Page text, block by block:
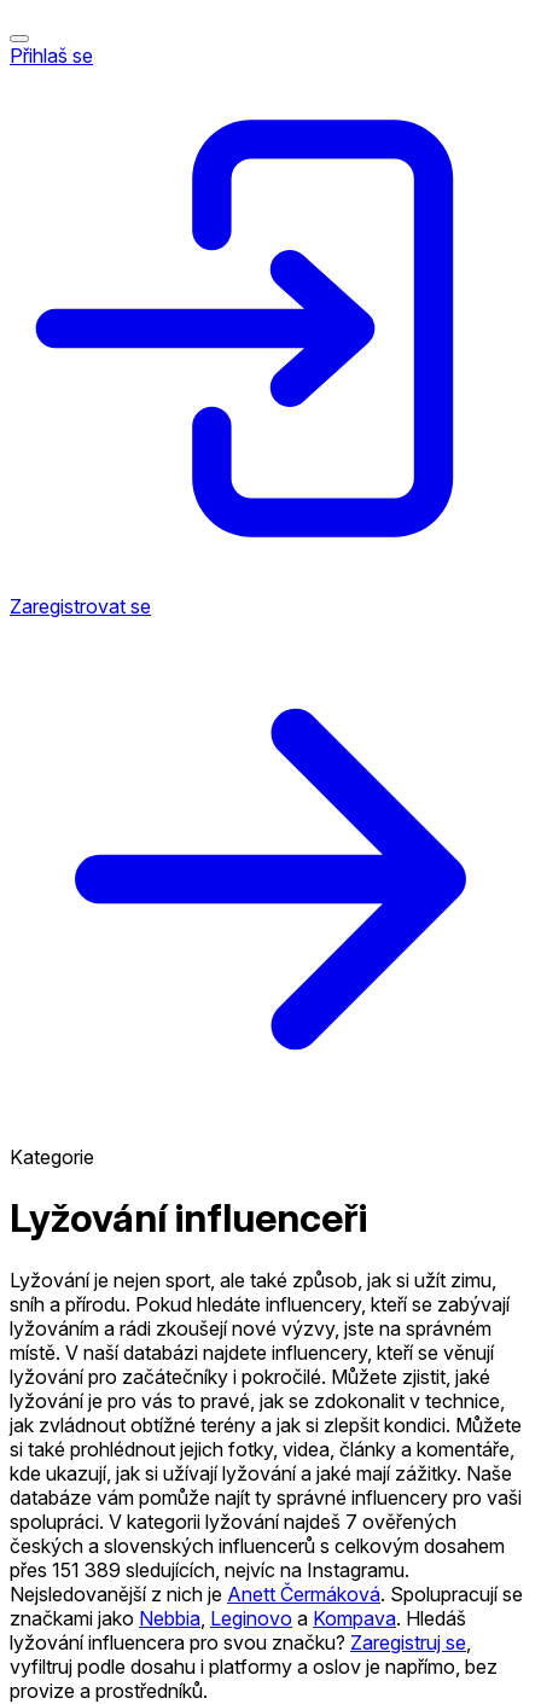
Přihlaš se
Zaregistrovat se
Kategorie
Lyžování influenceři
Lyžování je nejen sport, ale také způsob, jak si užít zimu,
sníh a přírodu. Pokud hledáte influencery, kteří se zabývají
lyžováním a rádi zkoušejí nové výzvy, jste na správném
místě. V naší databázi najdete influencery, kteří se věnují
lyžování pro začátečníky i pokročilé. Můžete zjistit, jaké
lyžování je pro vás to pravé, jak se zdokonalit v technice,
jak zvládnout obtížné terény a jak si zlepšit kondici. Můžete
si také prohlédnout jejich fotky, videa, články a komentáře,
kde ukazují, jak si užívají lyžování a jaké mají zážitky. Naše
databáze vám pomůže najít ty správné influencery pro vaši
spolupráci. V kategorii lyžování najdeš 7 ověřených
českých a slovenských influencerů s celkovým dosahem
přes 151 389 sledujících, nejvíc na Instagramu.
Nejsledovanější z nich je Anett Čermáková. Spolupracují se
značkami jako Nebbia Leginovo a Kompava. Hledáš
lyžování influencera pro svou značku? Zaregistruj se
vyfiltruj podle dosahu i platformy a oslov je napřímo, bez
provize a prostředníků.